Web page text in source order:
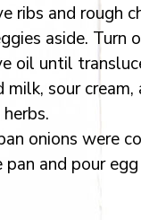
ribs and rough
aside. Turn
oil until
sour
onions were
and pour